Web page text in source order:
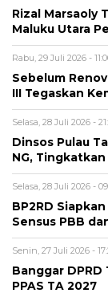
Rizal Marsaoly
Maluku Utara
Rabu, 29 Juli 2026 -
Sebelum
III Tegaskan
Selasa, 28 Juli 2026 -
Dinsos Pulau
NG,
Selasa, 28 Juli 2026 -
BP2RD
Sensus PBB
Senin, 27 Juli 2026 -
Banggar DPRD
PPAS TA 2027